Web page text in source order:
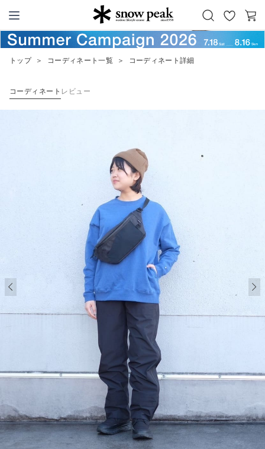
Snow Peak
お
気
カ
ー
トップ ＞ コーディネート一覧 ＞ コーディネート詳細
コーディネート レビュー